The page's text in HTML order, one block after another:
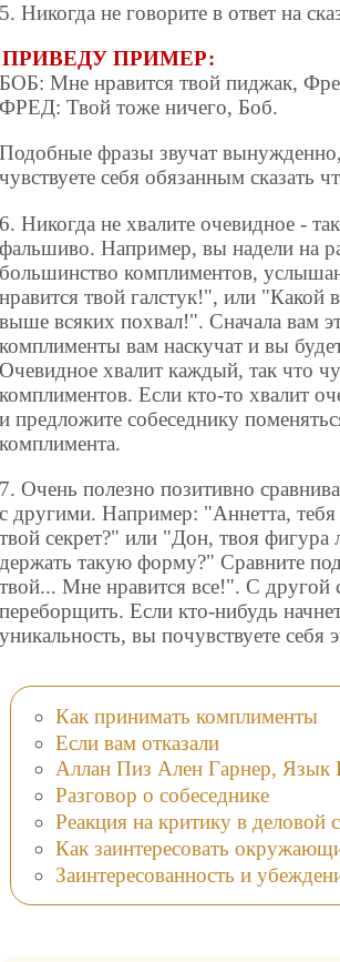
5. Никогда не говорите в ответ на
ПРИВЕДУ ПРИМЕР:
БОБ: Мне нравится твой пиджак,
ФРЕД: Твой тоже ничего, Боб.
Подобные фразы звучат вынужденно,
чувствуете себя обязанным сказать
6. Никогда не хвалите очевидное -
фальшиво. Например, вы надели на
большинство комплиментов,
нравится твой галстук!", или "Какой
выше всяких похвал!". Сначала вам
комплименты вам наскучат и вы
Очевидное хвалит каждый, так что
комплиментов. Если кто-то хвалит
и предложите собеседнику
комплимента.
7. Очень полезно позитивно
с другими. Например: "Аннетта,
твой секрет?" или "Дон, твоя фигура
держать такую форму?" Сравните
твой... Мне нравится все!". С другой
переборщить. Если кто-нибудь
уникальность, вы почувствуете себя
Как принимать комплименты
Если вам отказали
Аллан Пиз Ален Гарнер, Язык
Разговор о собеседнике
Реакция на критику в деловой
Как заинтересовать
Заинтересованность и